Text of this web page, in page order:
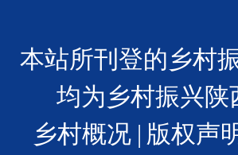
本站所刊登的乡村
均为乡村振兴
乡村概况
版权声